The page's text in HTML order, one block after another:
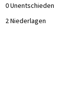
0 Unentschieden
2 Niederlagen